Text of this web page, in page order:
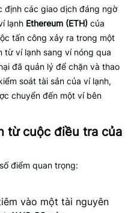
định các giao dịch đáng ngờ
lạnh Ethereum (ETH) của
tấn công xảy ra trong một
từ ví lạnh sang ví nóng qua
đã quản lý để chặn và thao
soát tài sản của ví lạnh,
chuyển đến một ví bên
từ cuộc điều tra của
điểm quan trọng:
vào một tài nguyên